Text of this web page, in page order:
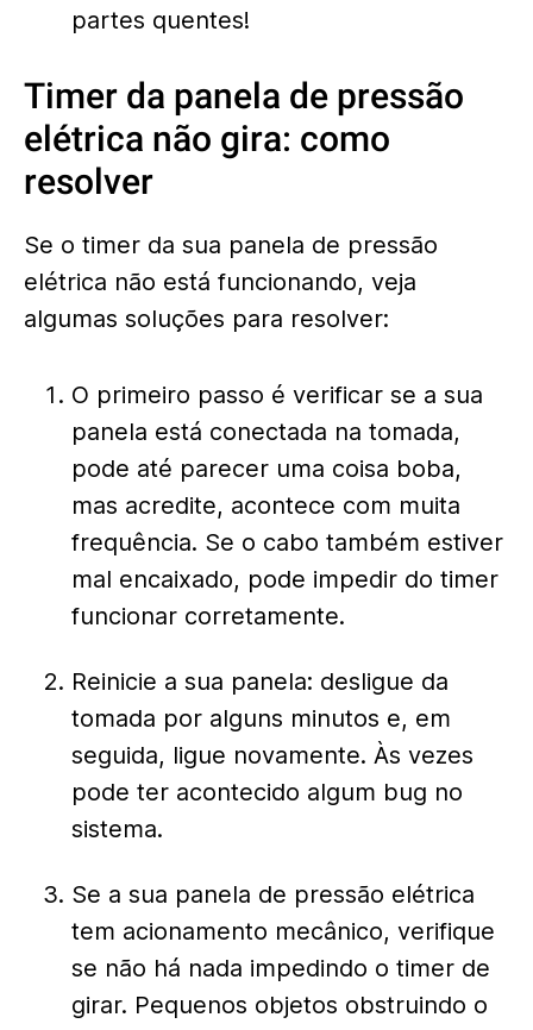
partes quentes!
Timer da panela de pressão
elétrica não gira: como
resolver
Se o timer da sua panela de pressão
elétrica não está funcionando, veja
algumas soluções para resolver:
O primeiro passo é verificar se a sua
panela está conectada na tomada,
pode até parecer uma coisa boba,
mas acredite, acontece com muita
frequência. Se o cabo também estiver
mal encaixado, pode impedir do timer
funcionar corretamente.
Reinicie a sua panela: desligue da
tomada por alguns minutos e, em
seguida, ligue novamente. Às vezes
pode ter acontecido algum bug no
sistema.
Se a sua panela de pressão elétrica
tem acionamento mecânico, verifique
se não há nada impedindo o timer de
girar. Pequenos objetos obstruindo o